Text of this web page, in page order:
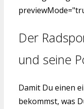
Der
und seine
Damit Du einen
bekommst, was